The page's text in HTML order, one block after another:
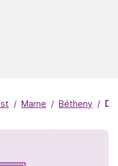
Marne Bétheny